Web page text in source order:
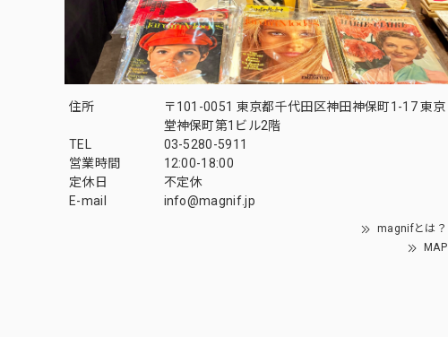
住所
〒101-0051 東京都千代田区神田神保町1-17 東京
堂神保町第1ビル2階
TEL
03-5280-5911
営業時間
12:00-18:00
定休日
不定休
E-mail
info@magnif.jp
magnifとは？
MAP